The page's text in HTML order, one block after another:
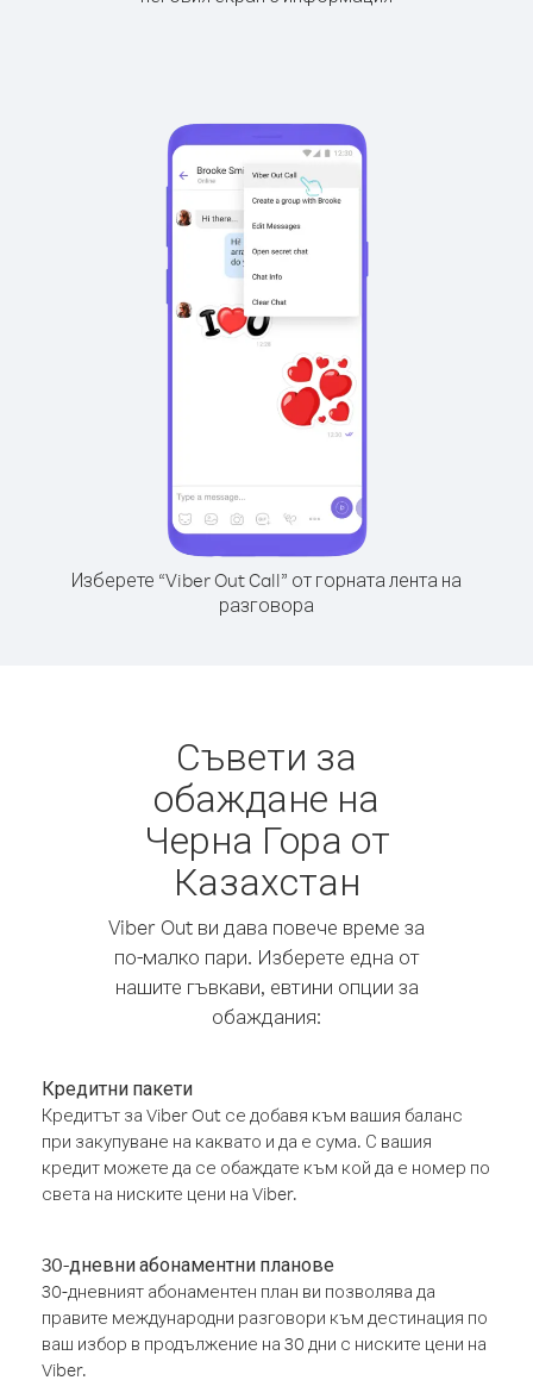
Изберете “Viber Out Call” от горната лента на
разговора
Съвети за
обаждане на
Черна Гора от
Казахстан
Viber Out ви дава повече време за
по-малко пари. Изберете една от
нашите гъвкави, евтини опции за
обаждания:
Кредитни пакети
Кредитът за Viber Out се добавя към вашия баланс
при закупуване на каквато и да е сума. С вашия
кредит можете да се обаждате към кой да е номер по
света на ниските цени на Viber.
30-дневни абонаментни планове
30-дневният абонаментен план ви позволява да
правите международни разговори към дестинация по
ваш избор в продължение на 30 дни с ниските цени на
Viber.